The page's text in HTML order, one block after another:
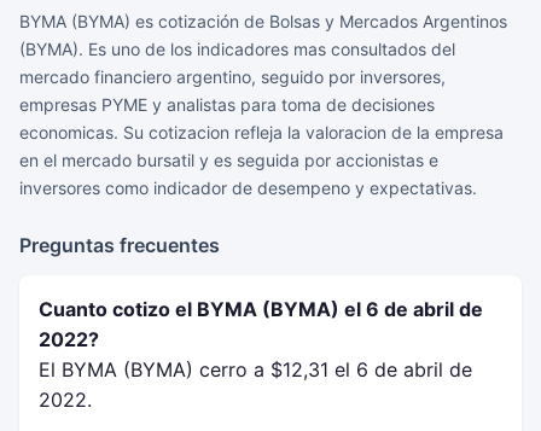
BYMA (BYMA) es cotización de Bolsas y Mercados Argentinos
(BYMA). Es uno de los indicadores mas consultados del
mercado financiero argentino, seguido por inversores,
empresas PYME y analistas para toma de decisiones
economicas. Su cotizacion refleja la valoracion de la empresa
en el mercado bursatil y es seguida por accionistas e
inversores como indicador de desempeno y expectativas.
Preguntas frecuentes
Cuanto cotizo el BYMA (BYMA) el 6 de abril de
2022?
El BYMA (BYMA) cerro a $12,31 el 6 de abril de
2022.